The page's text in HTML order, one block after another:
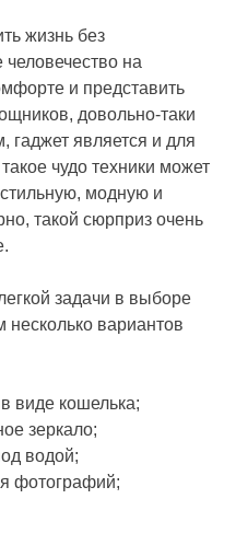
жизнь без
на
и представить
довольно-таки
является и для
чудо техники может
модную и
такой сюрприз очень
задачи в выборе
вариантов
виде кошелька;
зеркало;
водой;
фотографий;